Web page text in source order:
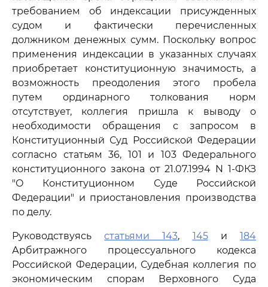
требованием об индексации присужденных
судом и фактически перечисленных
должником денежных сумм. Поскольку вопрос
применения индексации в указанных случаях
приобретает конституционную значимость, а
возможность преодоления этого пробела
путем ординарного толкования норм
отсутствует, коллегия пришла к выводу о
необходимости обращения с запросом в
Конституционный Суд Российской Федерации
согласно статьям 36, 101 и 103 Федерального
конституционного закона от 21.07.1994 N 1-ФКЗ
"О Конституционном Суде Российской
Федерации" и приостановления производства
по делу.
Руководствуясьстатьями 143, 145и184
Арбитражного процессуального кодекса
Российской Федерации, Судебная коллегия по
экономическим спорам Верховного Суда